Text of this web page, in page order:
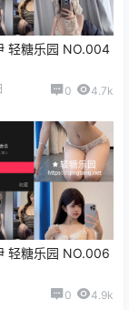
轻糖乐园 NO.004
0 4.7k
轻糖乐园 NO.006
0 4.9k